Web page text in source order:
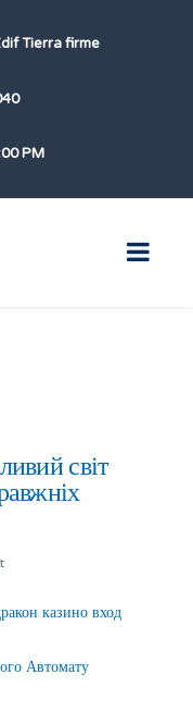
Tierra firme
PM
світ
казино вход
Автомату